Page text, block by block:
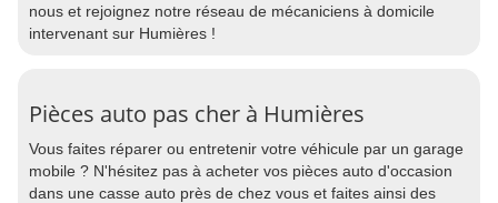
nous et rejoignez notre réseau de mécaniciens à domicile
intervenant sur Humières !
Pièces auto pas cher à Humières
Vous faites réparer ou entretenir votre véhicule par un garage
mobile ? N'hésitez pas à acheter vos pièces auto d'occasion
dans une casse auto près de chez vous et faites ainsi des